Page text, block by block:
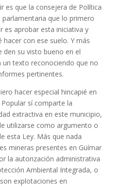
es que la consejera de Política
que lo primero
es aprobar esta iniciativa y
hacer con ese suelo. Y más
den su visto bueno en el
un texto reconociendo que no
pertinentes.
hacer especial hincapié en
sí comparte la
extractiva en este municipio,
utilizarse como argumento o
esta Ley. Más que nada
mineras presentes en Güímar
la autorización administrativa
Ambiental Integrada, o
explotaciones en